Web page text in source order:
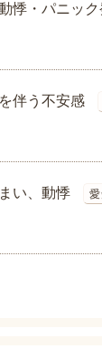
悸・パニッ
伴う不安感
い、動悸